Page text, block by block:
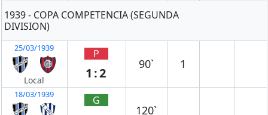
1939 - COPA COMPETENCIA (SEGUNDA
DIVISION)
25/03/1939
Local
P
1:2
90` 1
18/03/1939 G
120`